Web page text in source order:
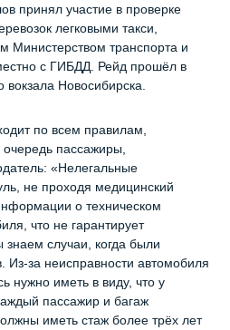
принял участие в проверке
легковыми такси,
Министерством транспорта и
с ГИБДД. Рейд прошёл в
Новосибирска.
по всем правилам,
пассажиры,
«Нелегальные
не проходя медицинский
о техническом
что не гарантирует
случаи, когда были
Из-за неисправности автомобиля
нужно иметь в виду, что у
пассажир и багаж
иметь стаж более трёх лет